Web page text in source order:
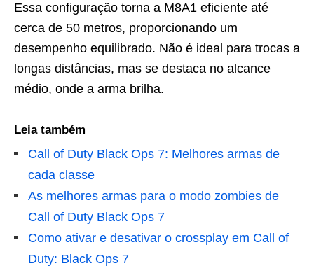
Essa configuração torna a M8A1 eficiente até
cerca de 50 metros, proporcionando um
desempenho equilibrado. Não é ideal para trocas a
longas distâncias, mas se destaca no alcance
médio, onde a arma brilha.
Leia também
Call of Duty Black Ops 7: Melhores armas de
cada classe
As melhores armas para o modo zombies de
Call of Duty Black Ops 7
Como ativar e desativar o crossplay em Call of
Duty: Black Ops 7